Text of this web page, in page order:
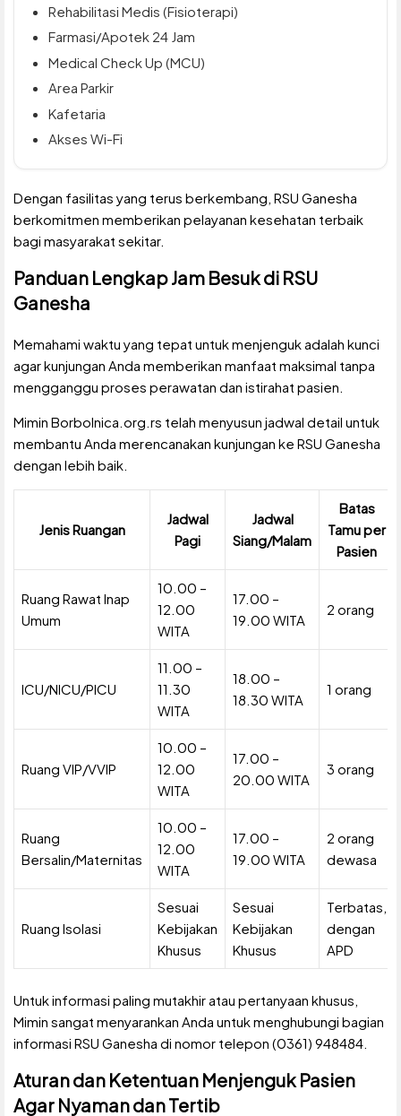
Rehabilitasi Medis (Fisioterapi)
Farmasi/Apotek 24 Jam
Medical Check Up (MCU)
Area Parkir
Kafetaria
Akses Wi-Fi
Dengan fasilitas yang terus berkembang, RSU Ganesha
berkomitmen memberikan pelayanan kesehatan terbaik
bagi masyarakat sekitar.
Panduan Lengkap Jam Besuk di RSU
Ganesha
Memahami waktu yang tepat untuk menjenguk adalah kunci
agar kunjungan Anda memberikan manfaat maksimal tanpa
mengganggu proses perawatan dan istirahat pasien.
Mimin Borbolnica.org.rs telah menyusun jadwal detail untuk
membantu Anda merencanakan kunjungan ke RSU Ganesha
dengan lebih baik.
Jenis Ruangan
Jadwal
Pagi
Jadwal
Siang/Malam
Batas
Tamu per
Pasien
Ruang Rawat Inap
Umum
10.00 –
12.00
WITA
17.00 –
19.00 WITA
2 orang
ICU/NICU/PICU
11.00 –
11.30
WITA
18.00 –
18.30 WITA
1 orang
Ruang VIP/VVIP
10.00 –
12.00
WITA
17.00 –
20.00 WITA
3 orang
Ruang
Bersalin/Maternitas
10.00 –
12.00
WITA
17.00 –
19.00 WITA
2 orang
dewasa
Ruang Isolasi
Sesuai
Kebijakan
Khusus
Sesuai
Kebijakan
Khusus
Terbatas,
dengan
APD
Untuk informasi paling mutakhir atau pertanyaan khusus,
Mimin sangat menyarankan Anda untuk menghubungi bagian
informasi RSU Ganesha di nomor telepon (0361) 948484.
Aturan dan Ketentuan Menjenguk Pasien
Agar Nyaman dan Tertib